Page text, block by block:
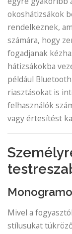
okoshátizsákok
rendelkeznek,
számára, hogy
fogadjanak
hátizsákokba
például
riasztásokat is
felhasználók
vagy értesítést
Mivel a
stílusukat